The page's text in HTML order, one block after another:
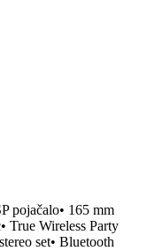
pojačalo• 165 mm
True Wireless Party
set• Bluetooth